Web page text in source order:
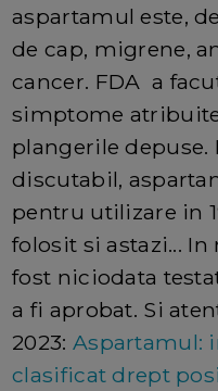
aspartamul este,
de cap, migrene,
cancer. FDA a
simptome
plangerile depuse.
discutabil,
pentru utilizare in
folosit si astazi...
fost niciodata
a fi aprobat. Si
2023: Aspartamul:
clasificat drept